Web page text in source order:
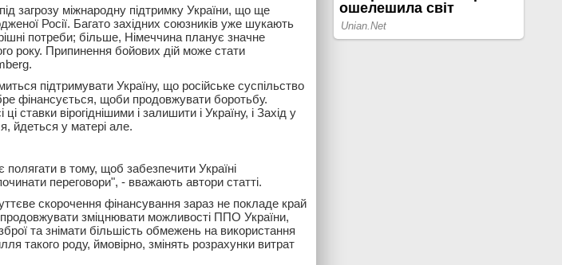
загрозу міжнародну підтримку України, що ще
Росії. Багато західних союзників уже шукають
потреби; більше, Німеччина планує значне
року. Припинення бойових дій може стати
підтримувати Україну, що російське суспільство
фінансується, щоби продовжувати боротьбу.
вірогіднішими і залишити і Україну, і Захід у
йдеться у матері але.
в тому, щоб забезпечити Україні
переговори", - вважають автори статті.
скорочення фінансування зараз не покладе край
продовжувати зміцнювати можливості ППО України,
та знімати більшість обмежень на використання
такого роду, ймовірно, змінять розрахунки витрат